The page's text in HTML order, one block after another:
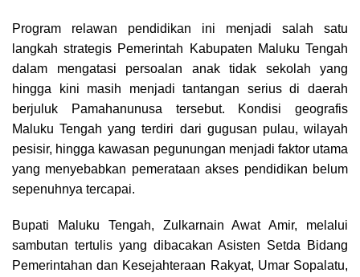
Program relawan pendidikan ini menjadi salah satu
langkah strategis Pemerintah Kabupaten Maluku Tengah
dalam mengatasi persoalan anak tidak sekolah yang
hingga kini masih menjadi tantangan serius di daerah
berjuluk Pamahanunusa tersebut. Kondisi geografis
Maluku Tengah yang terdiri dari gugusan pulau, wilayah
pesisir, hingga kawasan pegunungan menjadi faktor utama
yang menyebabkan pemerataan akses pendidikan belum
sepenuhnya tercapai.
Bupati Maluku Tengah, Zulkarnain Awat Amir, melalui
sambutan tertulis yang dibacakan Asisten Setda Bidang
Pemerintahan dan Kesejahteraan Rakyat, Umar Sopalatu,